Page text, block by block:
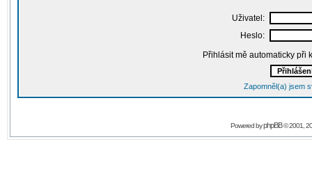
Uživatel:
Heslo:
Přihlásit mě automaticky při
Zapomněl(a) jsem
Powered byphpBB© 2001,